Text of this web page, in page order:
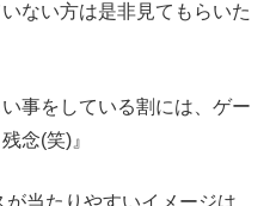
ない方は是非見てもらいた
事をしている割には、ゲー
念(笑)』
が当たりやすいイメージは